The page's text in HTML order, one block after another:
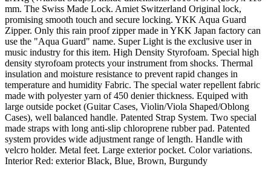
mm. The Swiss Made Lock. Amiet Switzerland Original lock,
promising smooth touch and secure locking. YKK Aqua Guard
Zipper. Only this rain proof zipper made in YKK Japan factory can
use the "Aqua Guard" name. Super Light is the exclusive user in
music industry for this item. High Density Styrofoam. Special high
density styrofoam protects your instrument from shocks. Thermal
insulation and moisture resistance to prevent rapid changes in
temperature and humidity Fabric. The special water repellent fabric
made with polyester yarn of 450 denier thickness. Equiped with
large outside pocket (Guitar Cases, Violin/Viola Shaped/Oblong
Cases), well balanced handle. Patented Strap System. Two special
made straps with long anti-slip chloroprene rubber pad. Patented
system provides wide adjustment range of length. Handle with
velcro holder. Metal feet. Large exterior pocket. Color variations.
Interior Red: exterior Black, Blue, Brown, Burgundy